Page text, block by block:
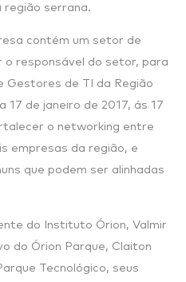
região serrana.
contém um setor de
o responsável do setor, para
Gestores de TI da Região
17 de janeiro de 2017, ás 17
o networking entre
empresas da região, e
que podem ser alinhadas
do Instituto Órion, Valmir
do Órion Parque, Claiton
Tecnológico, seus